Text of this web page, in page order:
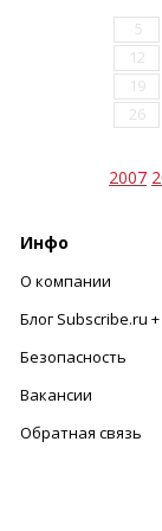
5
12
19
26
2007
Инфо
О компании
Блог Subscribe.ru +
Безопасность
Вакансии
Обратная связь